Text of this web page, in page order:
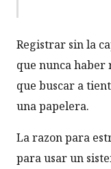
Registrar sin la
que nunca haber
que buscar a
una papelera.
La razon para
para usar un